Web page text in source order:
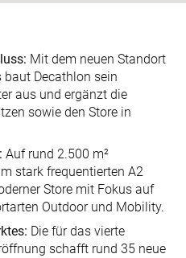
Mit dem neuen Standort
Decathlon sein
aus und ergänzt die
sowie den Store in
Auf rund 2.500 m²
stark frequentierten A2
Store mit Fokus auf
Outdoor und Mobility.
Die für das vierte
schafft rund 35 neue